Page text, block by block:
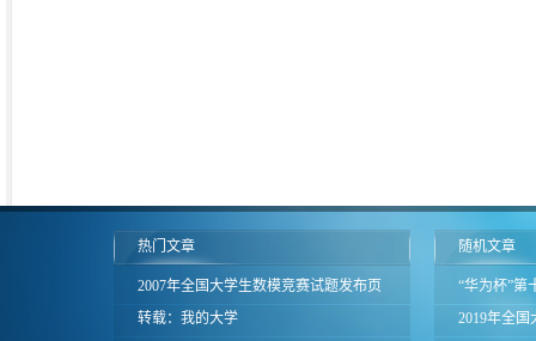
热门文章
2007年全国大学生数模竞赛试题发布页
面
转载：我的大学
随机文章
“华为杯”第
竞赛参赛通
2019年全